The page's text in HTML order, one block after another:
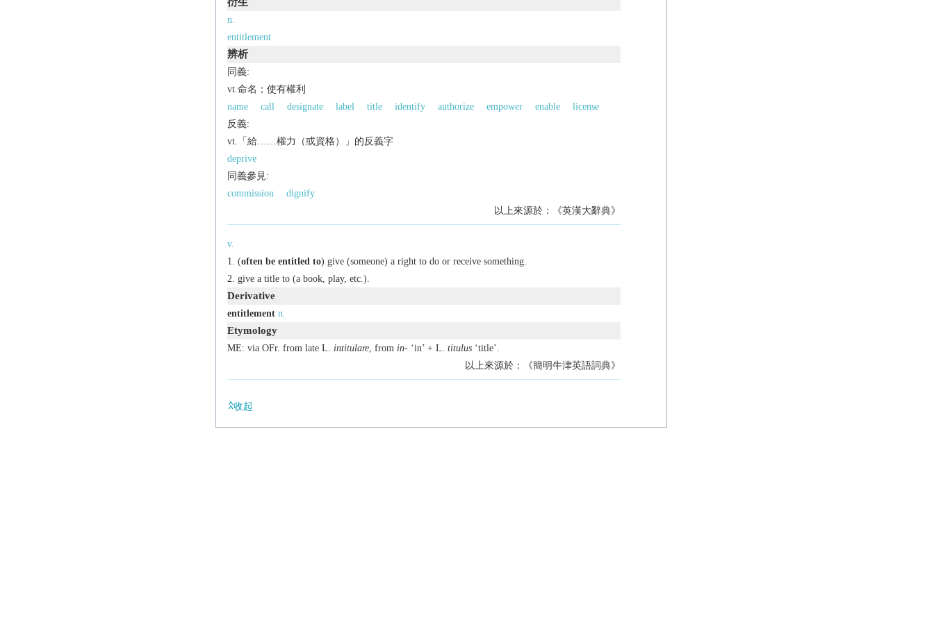
n.
entitlement
辨析
同義:
vt.命名；使有權利
name
call designate label title identify authorize empower enable
license
反義:
vt.「給……權力（或資格）」的反義字
deprive
同義參見:
commission
dignify
以上來源於：《英漢大辭典》
v.
(often be entitled to) give (someone) a right to do or receive something.
give a title to (a book, play, etc.).
Derivative
entitlement n.
Etymology
ME: via OFr. from late L. intitulare, from in-‘in’ + L. titulus‘title’.
以上來源於：《簡明牛津英語詞典》
收起